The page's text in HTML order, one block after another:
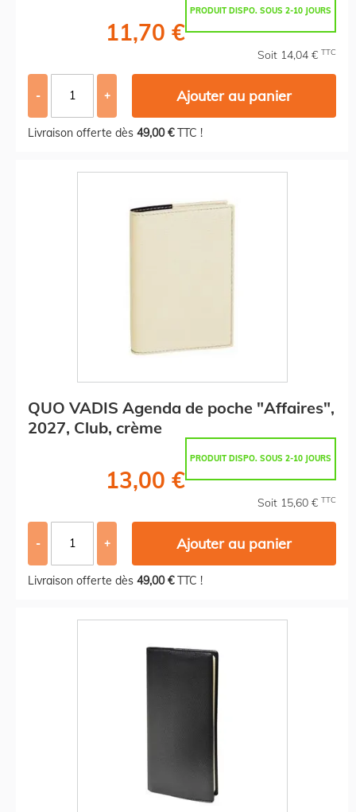
PRODUIT DISPO. SOUS 2-10 JOURS
11,70 €
Soit 14,04 € TTC
- + Ajouter au panier
Livraison offerte dès 49,00 €TTC !
QUO VADIS Agenda de poche "Affaires",
2027, Club, crème
PRODUIT DISPO. SOUS 2-10 JOURS
13,00 €
Soit 15,60 € TTC
- + Ajouter au panier
Livraison offerte dès 49,00 €TTC !